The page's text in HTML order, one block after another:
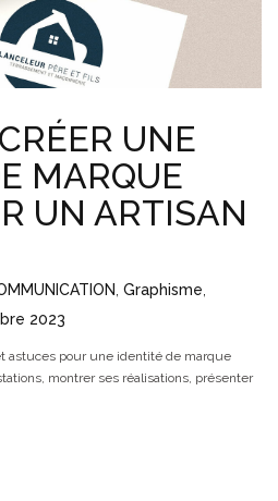
UNE
MARQUE
UN ARTISAN
Graphisme
2023
astuces pour une identité de marque
montrer ses réalisations, présenter